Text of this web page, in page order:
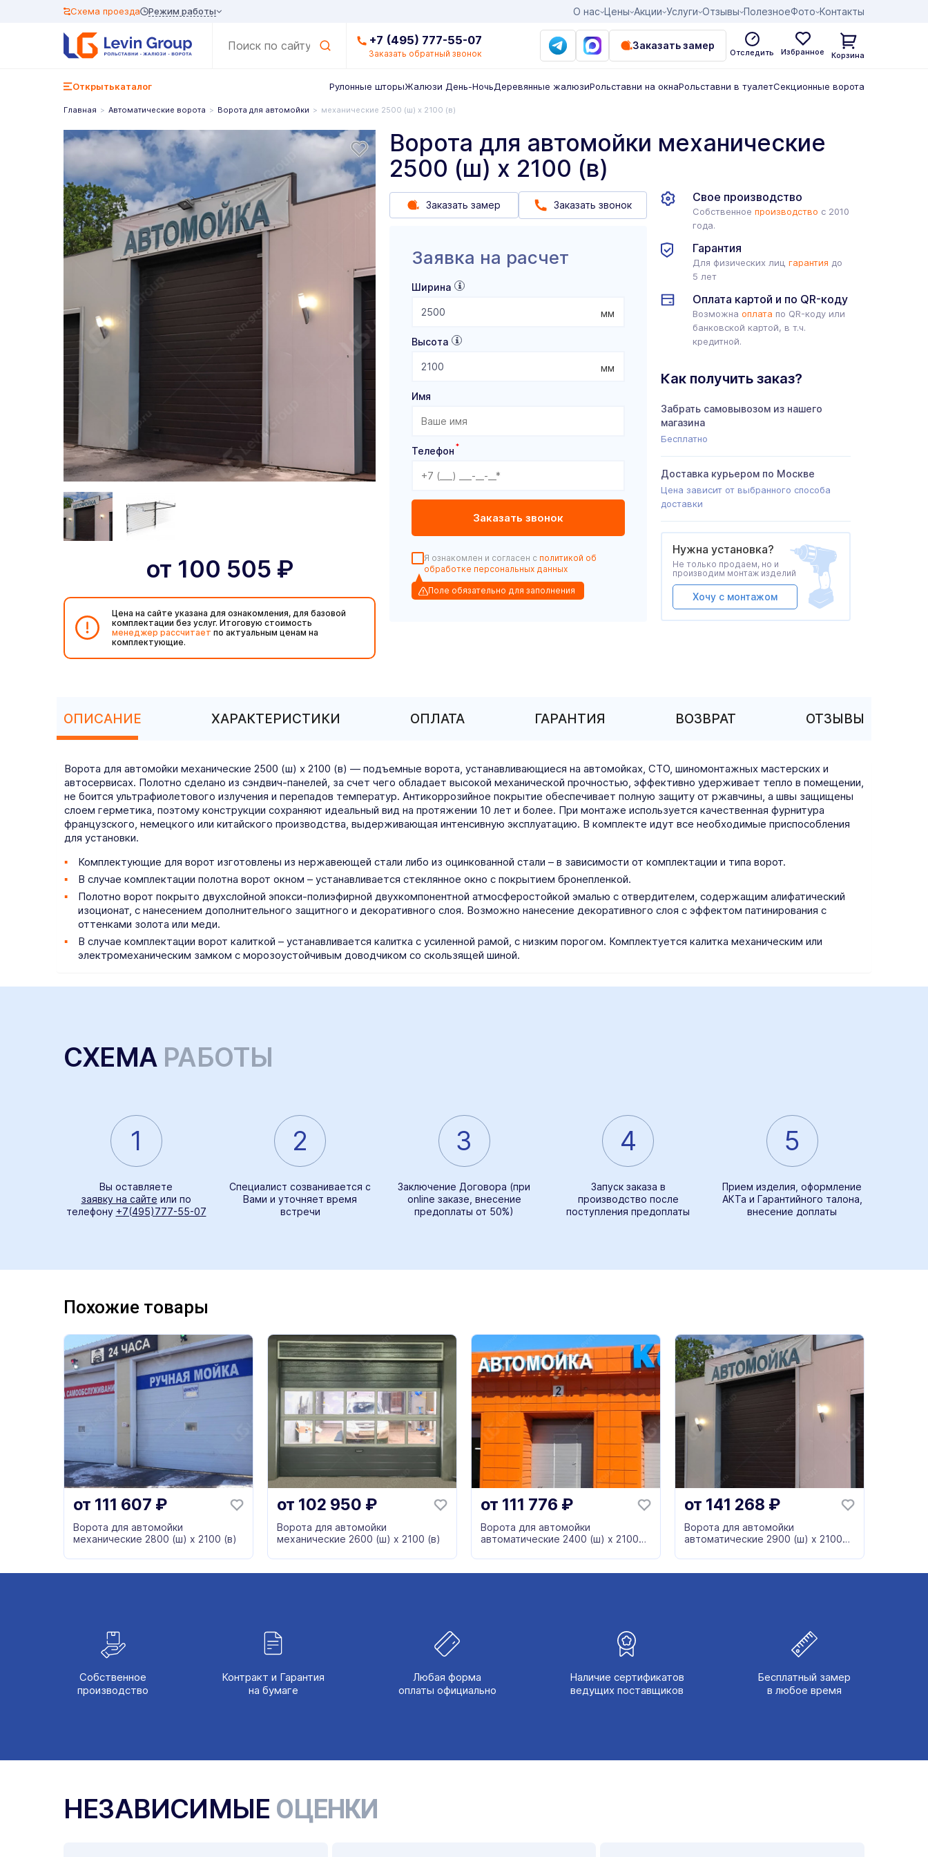
О нас Цены Акции Услуги Отзывы ПолезноеФото Контакты
Схема проезда Режим работы
+7 (495) 777-55-07
Заказать обратный звонок
Заказать замер
Отследить Избранное Корзина
Открытькаталог Рулонные шторыЖалюзи День-НочьДеревянные жалюзиРольставни на окнаРольставни в туалетСекционные ворота
Главная Автоматические ворота Ворота для автомойки механические 2500 (ш) х 2100 (в)
Ворота для автомойки механические
2500 (ш) х 2100 (в)
от 100 505 ₽
Цена на сайте указана для ознакомления, для базовой
комплектации без услуг. Итоговую стоимость
менеджер рассчитает по актуальным ценам на
комплектующие.
Заказать замер Заказать звонок
Заявка на расчет
Ширина
мм
Высота
мм
Имя
Телефон *
Я ознакомлен и согласен с политикой об
обработке персональных данных
Поле обязательно для заполнения
Свое производство
Собственноепроизводство с 2010
года.
Гарантия
Для физических лицгарантия до
5 лет
Оплата картой и по QR-коду
Возможнаоплата по QR-коду или
банковской картой, в т.ч.
кредитной.
Как получить заказ?
Забрать самовывозом из нашего
магазина
Бесплатно
Доставка курьером по Москве
Цена зависит от выбранного способа
доставки
Нужна установка?
Не только продаем, но и
производим монтаж изделий
Хочу с монтажом
ОПИСАНИЕ ХАРАКТЕРИСТИКИ ОПЛАТА ГАРАНТИЯ ВОЗВРАТ ОТЗЫВЫ
Ворота для автомойки механические 2500 (ш) х 2100 (в) — подъемные ворота, устанавливающиеся на автомойках, СТО, шиномонтажных мастерских и
автосервисах. Полотно сделано из сэндвич-панелей, за счет чего обладает высокой механической прочностью, эффективно удерживает тепло в помещении,
не боится ультрафиолетового излучения и перепадов температур. Антикоррозийное покрытие обеспечивает полную защиту от ржавчины, а швы защищены
слоем герметика, поэтому конструкции сохраняют идеальный вид на протяжении 10 лет и более. При монтаже используется качественная фурнитура
французского, немецкого или китайского производства, выдерживающая интенсивную эксплуатацию. В комплекте идут все необходимые приспособления
для установки.
Комплектующие для ворот изготовлены из нержавеющей стали либо из оцинкованной стали – в зависимости от комплектации и типа ворот.
В случае комплектации полотна ворот окном – устанавливается стеклянное окно с покрытием бронепленкой.
Полотно ворот покрыто двухслойной эпокси-полиэфирной двухкомпонентной атмосферостойкой эмалью с отвердителем, содержащим алифатический
изоционат, с нанесением дополнительного защитного и декоративного слоя. Возможно нанесение декоративного слоя с эффектом патинирования с
оттенками золота или меди.
В случае комплектации ворот калиткой – устанавливается калитка с усиленной рамой, с низким порогом. Комплектуется калитка механическим или
электромеханическим замком с морозоустойчивым доводчиком со скользящей шиной.
СХЕМА РАБОТЫ
1
Вы оставляете
заявку на сайте или по
телефону +7(495)777-55-07
2
Специалист созванивается с
Вами и уточняет время
встречи
3
Заключение Договора (при
online заказе, внесение
предоплаты от 50%)
4
Запуск заказа в
производство после
поступления предоплаты
5
Прием изделия, оформление
АКТа и Гарантийного талона,
внесение доплаты
Похожие товары
от 111 607 ₽
Ворота для автомойки
механические 2800 (ш) х 2100 (в)
от 102 950 ₽
Ворота для автомойки
механические 2600 (ш) х 2100 (в)
от 111 776 ₽
Ворота для автомойки
автоматические 2400 (ш) х 2100
от 141 268 ₽
Ворота для автомойки
автоматические 2900 (ш) х 2100
Собственное
производство
Контракт и Гарантия
на бумаге
Любая форма
оплаты официально
Наличие сертификатов
ведущих поставщиков
Бесплатный замер
в любое время
НЕЗАВИСИМЫЕ ОЦЕНКИ